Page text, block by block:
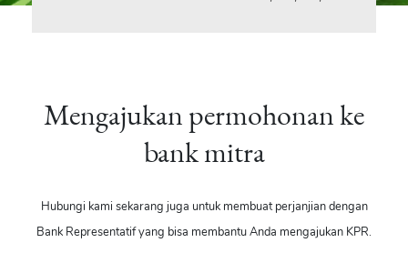
Mengajukan permohonan ke
bank mitra
Hubungi kami sekarang juga untuk membuat perjanjian dengan
Bank Representatif yang bisa membantu Anda mengajukan KPR.